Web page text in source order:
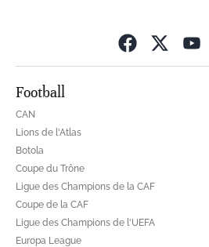
Football
CAN
Lions de l'Atlas
Botola
Coupe du Trône
Ligue des Champions de la CAF
Coupe de la CAF
Ligue des Champions de l'UEFA
Europa League